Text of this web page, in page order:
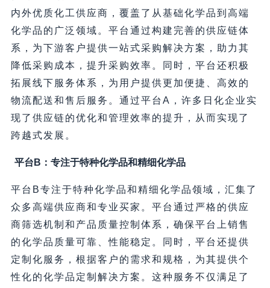
内外优质化工供应商，覆盖了从基础化学品到高端
化学品的广泛领域。平台通过构建完善的供应链体
系，为下游客户提供一站式采购解决方案，助力其
降低采购成本，提升采购效率。同时，平台还积极
拓展线下服务体系，为用户提供更加便捷、高效的
物流配送和售后服务。通过平台A，许多日化企业实
现了供应链的优化和管理效率的提升，从而实现了
跨越式发展。
平台B：专注于特种化学品和精细化学品
平台B专注于特种化学品和精细化学品领域，汇集了
众多高端供应商和专业买家。平台通过严格的供应
商筛选机制和产品质量控制体系，确保平台上销售
的化学品质量可靠、性能稳定。同时，平台还提供
定制化服务，根据客户的需求和规格，为其提供个
性化的化学品定制解决方案。这种服务不仅满足了